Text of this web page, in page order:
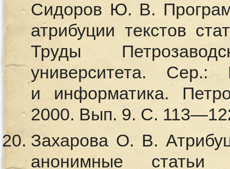
Сидоров Ю. В.
атрибуции текстов
Труды
университета. Сер.:
и информатика.
2000. Вып. 9. C.
Захарова О. В.
анонимные